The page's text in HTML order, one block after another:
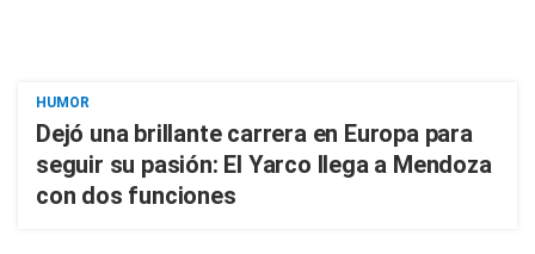
HUMOR
Dejó una brillante carrera en Europa para
seguir su pasión: El Yarco llega a Mendoza
con dos funciones